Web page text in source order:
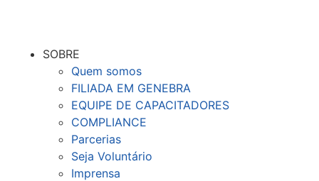
SOBRE
Quem somos
FILIADA EM GENEBRA
EQUIPE DE CAPACITADORES
COMPLIANCE
Parcerias
Seja Voluntário
Imprensa